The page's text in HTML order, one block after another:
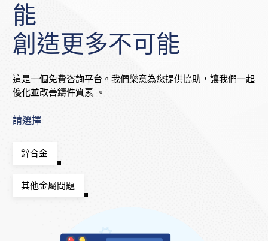
能
創造更多不可能
這是一個免費咨詢平台。我們樂意為您提供協助，讓我們一起
優化並改善鑄件質素 。
請選擇
鋅合金
其他金屬問題